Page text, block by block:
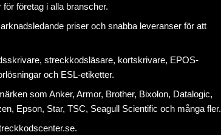
företag i alla branscher.
priser och snabba leveranser för att
, streckkodsläsare, kortskrivare, EPOS-
och ESL-etiketter.
som Anker, Armor, Brother, Bixolon, Datalogic,
Epson, Star, TSC, Seagull Scientific och många fler.
.